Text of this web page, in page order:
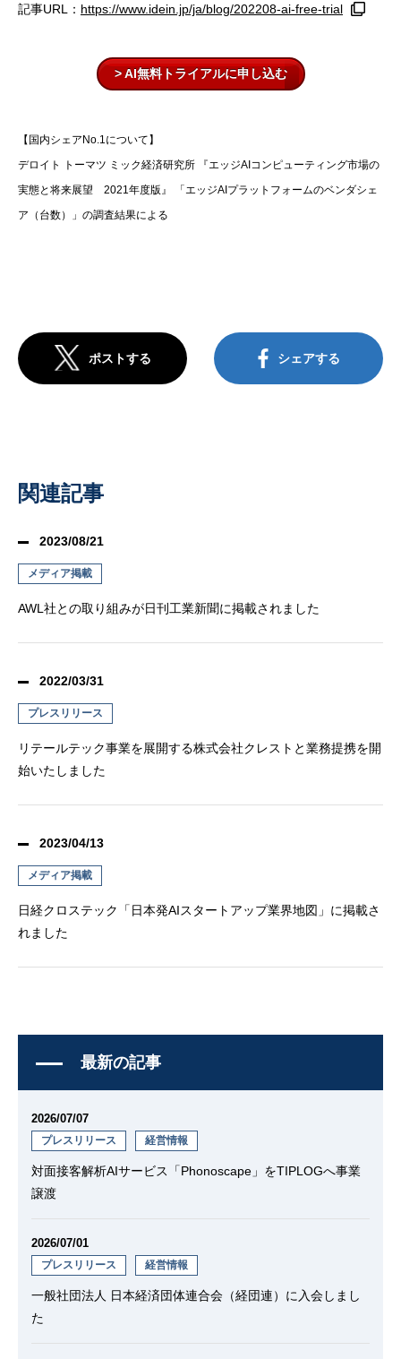
記事URL： https://www.idein.jp/ja/blog/202208-ai-free-trial
> AI無料トライアルに申し込む
【国内シェアNo.1について】
デロイト トーマツ ミック経済研究所 『エッジAIコンピューティング市場の
実態と将来展望 2021年度版』 「エッジAIプラットフォームのベンダシェ
ア（台数）」の調査結果による
ポストする シェアする
関連記事
2023/08/21
メディア掲載
AWL社との取り組みが日刊工業新聞に掲載されました
2022/03/31
プレスリリース
リテールテック事業を展開する株式会社クレストと業務提携を開
始いたしました
2023/04/13
メディア掲載
日経クロステック「日本発AIスタートアップ業界地図」に掲載さ
れました
最新の記事
2026/07/07
プレスリリース 経営情報
対面接客解析AIサービス「Phonoscape」をTIPLOGへ事業
譲渡
2026/07/01
プレスリリース 経営情報
一般社団法人 日本経済団体連合会（経団連）に入会しまし
た